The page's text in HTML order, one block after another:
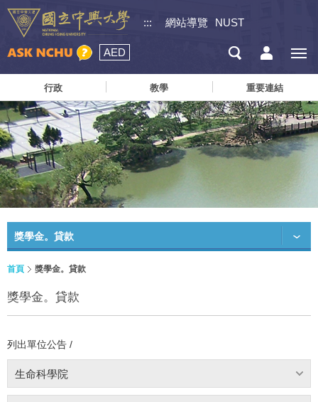
::: 網站導覽 NUST
AED
行政 教學 重要連結
獎學金。貸款
首頁 獎學金。貸款
獎學金。貸款
列出單位公告 /
生命科學院